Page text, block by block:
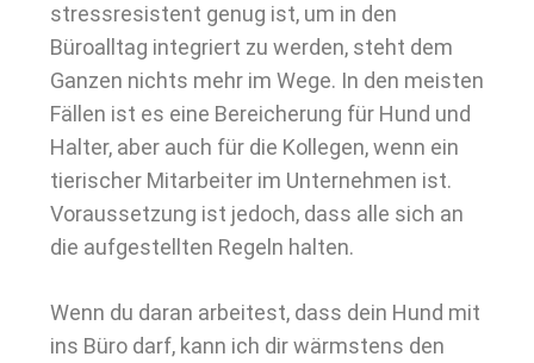
stressresistent genug ist, um in den
Büroalltag integriert zu werden, steht dem
Ganzen nichts mehr im Wege. In den meisten
Fällen ist es eine Bereicherung für Hund und
Halter, aber auch für die Kollegen, wenn ein
tierischer Mitarbeiter im Unternehmen ist.
Voraussetzung ist jedoch, dass alle sich an
die aufgestellten Regeln halten.
Wenn du daran arbeitest, dass dein Hund mit
ins Büro darf, kann ich dir wärmstens den